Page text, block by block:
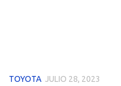
TOYOTA JULIO 28, 2023